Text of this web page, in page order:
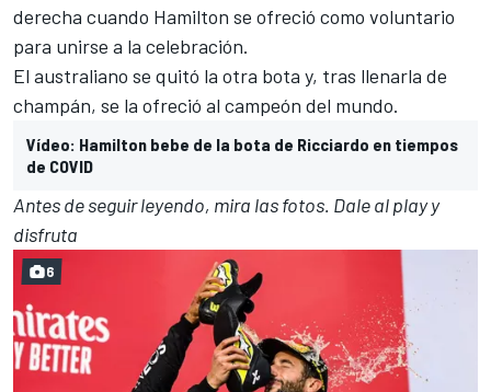
derecha cuando Hamilton se ofreció como voluntario
para unirse a la celebración.
El australiano se quitó la otra bota y, tras llenarla de
champán, se la ofreció al campeón del mundo.
Vídeo: Hamilton bebe de la bota de Ricciardo en tiempos
de COVID
Antes de seguir leyendo, mira las fotos. Dale al play y
disfruta
6